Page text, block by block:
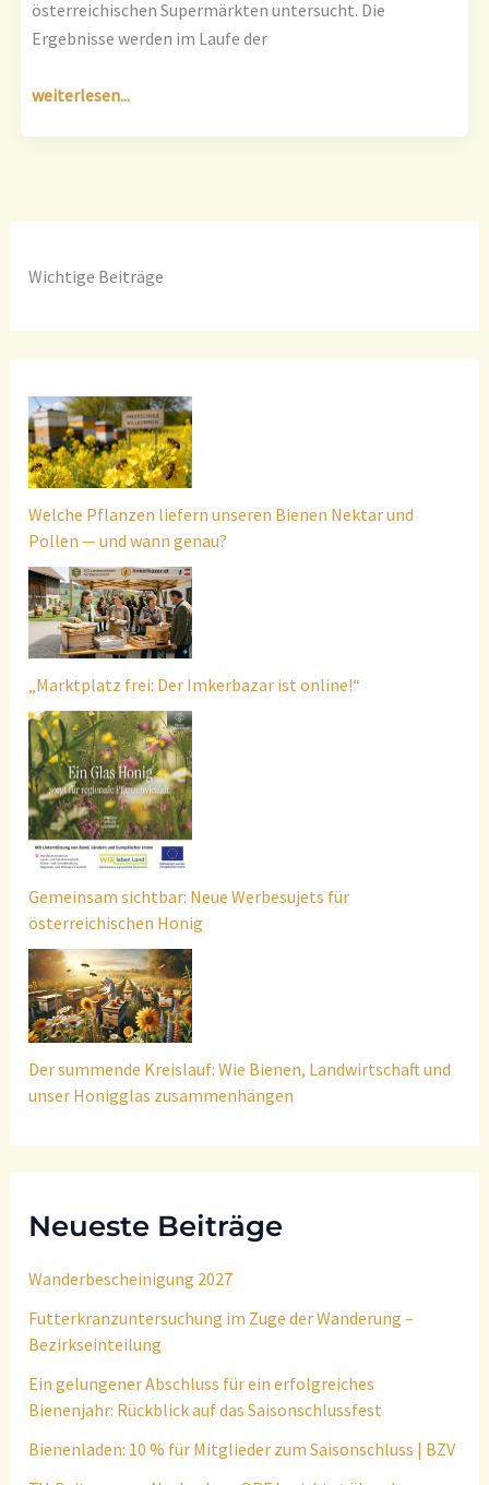
österreichischen Supermärkten untersucht. Die
Ergebnisse werden im Laufe der
weiterlesen...
Wichtige Beiträge
Welche Pflanzen liefern unseren Bienen Nektar und
Pollen — und wann genau?
„Marktplatz frei: Der Imkerbazar ist online!“
Gemeinsam sichtbar: Neue Werbesujets für
österreichischen Honig
Der summende Kreislauf: Wie Bienen, Landwirtschaft und
unser Honigglas zusammenhängen
Neueste Beiträge
Wanderbescheinigung 2027
Futterkranzuntersuchung im Zuge der Wanderung –
Bezirkseinteilung
Ein gelungener Abschluss für ein erfolgreiches
Bienenjahr: Rückblick auf das Saisonschlussfest
Bienenladen: 10 % für Mitglieder zum Saisonschluss | BZV